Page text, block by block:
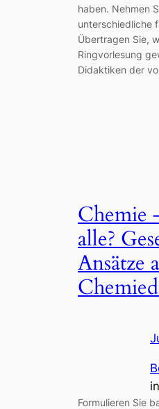
haben. Nehmen
unterschiedliche
Übertragen Sie,
Ringvorlesung
Didaktiken der
Chemie
alle?
Ansätze
in
Formulieren Sie